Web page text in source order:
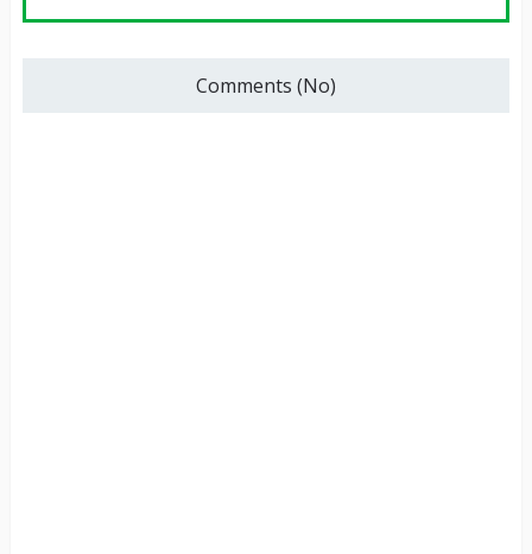
Comments (No)